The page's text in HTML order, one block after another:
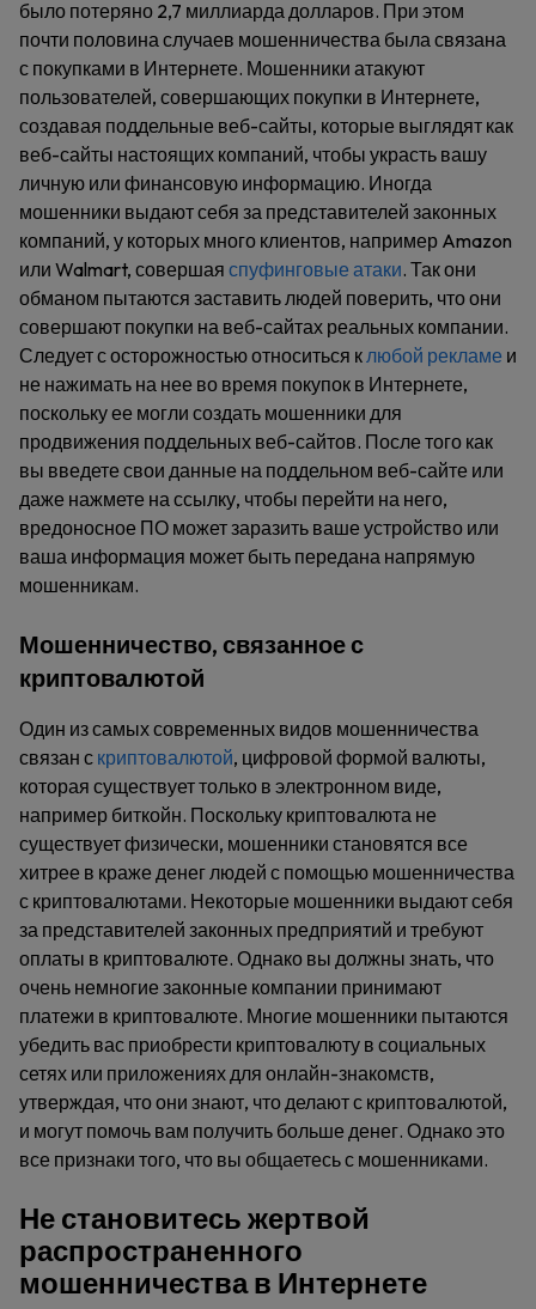
было потеряно 2,7 миллиарда долларов. При этом
почти половина случаев мошенничества была связана
с покупками в Интернете. Мошенники атакуют
пользователей, совершающих покупки в Интернете,
создавая поддельные веб-сайты, которые выглядят как
веб-сайты настоящих компаний, чтобы украсть вашу
личную или финансовую информацию. Иногда
мошенники выдают себя за представителей законных
компаний, у которых много клиентов, например Amazon
или Walmart, совершая спуфинговые атаки. Так они
обманом пытаются заставить людей поверить, что они
совершают покупки на веб-сайтах реальных компании.
Следует с осторожностью относиться клюбой рекламе и
не нажимать на нее во время покупок в Интернете,
поскольку ее могли создать мошенники для
продвижения поддельных веб-сайтов. После того как
вы введете свои данные на поддельном веб-сайте или
даже нажмете на ссылку, чтобы перейти на него,
вредоносное ПО может заразить ваше устройство или
ваша информация может быть передана напрямую
мошенникам.
Мошенничество, связанное с
криптовалютой
Один из самых современных видов мошенничества
связан с криптовалютой, цифровой формой валюты,
которая существует только в электронном виде,
например биткойн. Поскольку криптовалюта не
существует физически, мошенники становятся все
хитрее в краже денег людей с помощью мошенничества
с криптовалютами. Некоторые мошенники выдают себя
за представителей законных предприятий и требуют
оплаты в криптовалюте. Однако вы должны знать, что
очень немногие законные компании принимают
платежи в криптовалюте. Многие мошенники пытаются
убедить вас приобрести криптовалюту в социальных
сетях или приложениях для онлайн-знакомств,
утверждая, что они знают, что делают с криптовалютой,
и могут помочь вам получить больше денег. Однако это
все признаки того, что вы общаетесь с мошенниками.
Не становитесь жертвой
распространенного
мошенничества в Интернете